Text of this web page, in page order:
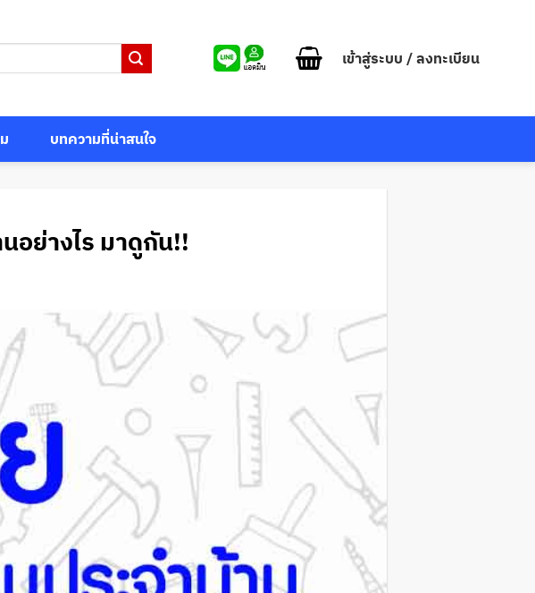
เข้าสู่ระบบ / ลงทะเบียน
บทความที่น่าสนใจ
อย่างไร มาดูกัน!!